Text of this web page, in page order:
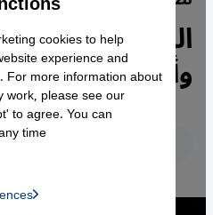
اللغة الأم موطن
وأقصى درجات
English
cookies to help
experience and
more information about
please see our
to agree. You can
time.
Embed, Youtube Embed
/ Facebook Connect